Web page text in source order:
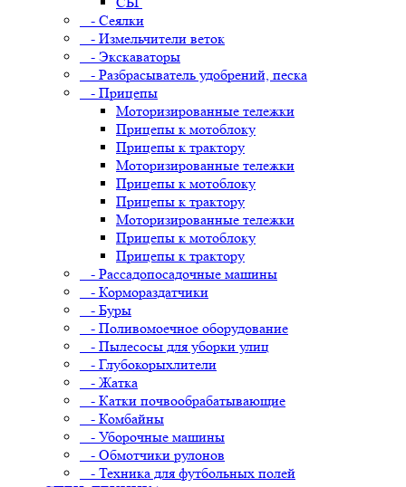
- Сеялки
- Измельчители веток
- Экскаваторы
- Разбрасыватель удобрений, песка
- Прицепы
Моторизированные тележки
Прицепы к мотоблоку
Прицепы к трактору
Моторизированные тележки
Прицепы к мотоблоку
Прицепы к трактору
Моторизированные тележки
Прицепы к мотоблоку
Прицепы к трактору
- Рассадопосадочные машины
- Кормораздатчики
- Буры
- Поливомоечное оборудование
- Пылесосы для уборки улиц
- Глубокорыхлители
- Жатка
- Катки почвообрабатывающие
- Комбайны
- Уборочные машины
- Обмотчики рулонов
- Техника для футбольных полей